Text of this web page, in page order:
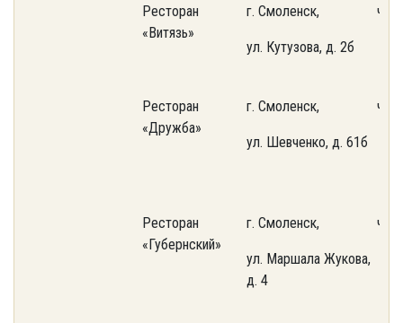
Ресторан
«Витязь»
г. Смоленск,
ул. Кутузова, д. 2б
Ресторан
«Дружба»
г. Смоленск,
ул. Шевченко, д. 61б
Ресторан
«Губернский»
г. Смоленск,
ул. Маршала Жукова,
д. 4